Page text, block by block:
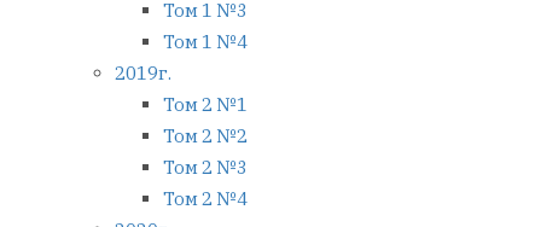
Том 1 №3
Том 1 №4
2019г.
Том 2 №1
Том 2 №2
Том 2 №3
Том 2 №4